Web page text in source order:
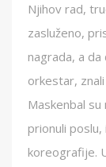
Njihov rad,
zasluženo,
nagrada, a
orkestar,
Maskenbal
prionuli
koreografije.